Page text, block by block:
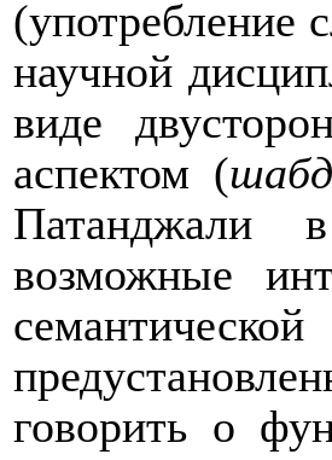
(употребление
научной
виде
аспектом (
Патанджали
возможные
говорить о